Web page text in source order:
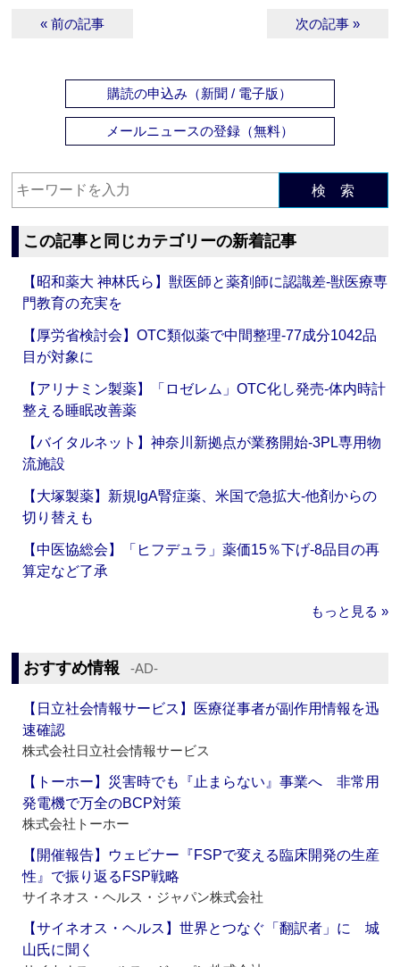
« 前の記事 次の記事 »
購読の申込み（新聞 / 電子版）
メールニュースの登録（無料）
検 索
この記事と同じカテゴリーの新着記事
【昭和薬大 神林氏ら】獣医師と薬剤師に認識差‐獣医療専
門教育の充実を
【厚労省検討会】OTC類似薬で中間整理‐77成分1042品
目が対象に
【アリナミン製薬】「ロゼレム」OTC化し発売‐体内時計
整える睡眠改善薬
【バイタルネット】神奈川新拠点が業務開始‐3PL専用物
流施設
【大塚製薬】新規IgA腎症薬、米国で急拡大‐他剤からの
切り替えも
【中医協総会】「ヒフデュラ」薬価15％下げ‐8品目の再
算定など了承
もっと見る »
おすすめ情報 ‐AD‐
【日立社会情報サービス】医療従事者が副作用情報を迅
速確認
株式会社日立社会情報サービス
【トーホー】災害時でも『止まらない』事業へ 非常用
発電機で万全のBCP対策
株式会社トーホー
【開催報告】ウェビナー『FSPで変える臨床開発の生産
性』で振り返るFSP戦略
サイネオス・ヘルス・ジャパン株式会社
【サイネオス・ヘルス】世界とつなぐ「翻訳者」に 城
山氏に聞く